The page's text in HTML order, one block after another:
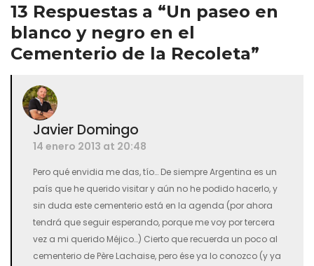
13 Respuestas a “Un paseo en
blanco y negro en el
Cementerio de la Recoleta”
Javier Domingo
14 enero 2013 at 20:48
Pero qué envidia me das, tío… De siempre Argentina es un
país que he querido visitar y aún no he podido hacerlo, y
sin duda este cementerio está en la agenda (por ahora
tendrá que seguir esperando, porque me voy por tercera
vez a mi querido Méjico…) Cierto que recuerda un poco al
cementerio de Père Lachaise, pero ése ya lo conozco (y ya